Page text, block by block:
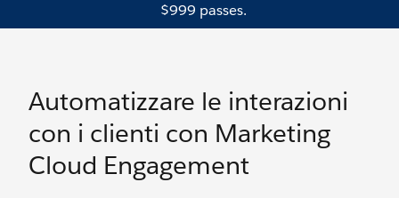
$999 passes.
Automatizzare le interazioni
con i clienti con Marketing
Cloud Engagement